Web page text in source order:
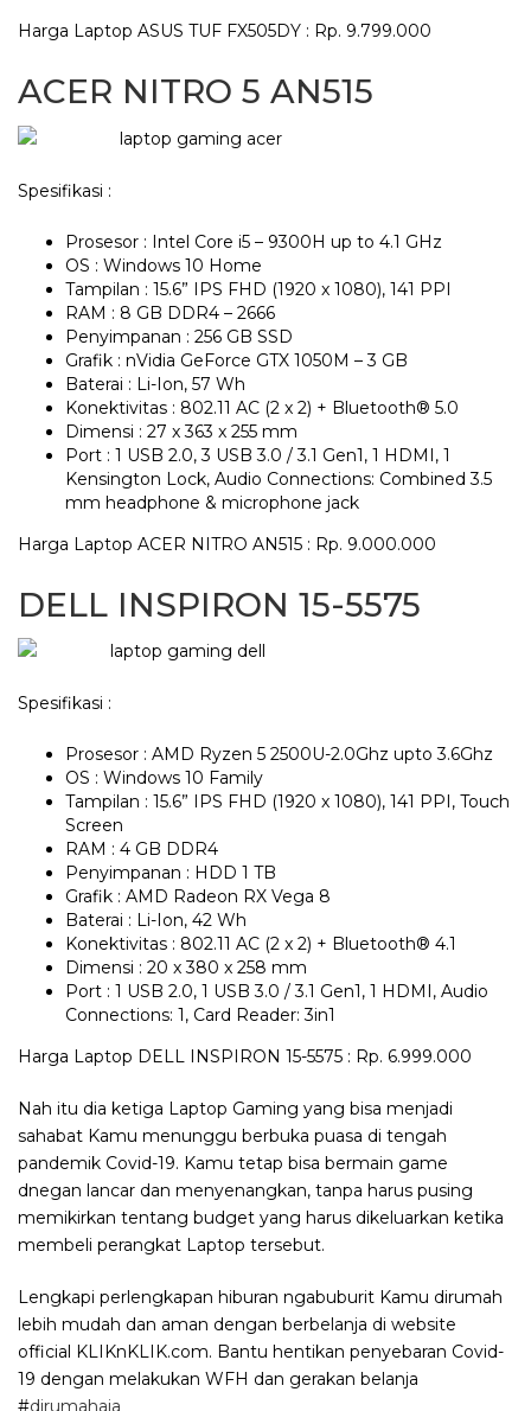
Harga Laptop ASUS TUF FX505DY : Rp. 9.799.000
ACER NITRO 5 AN515
Spesifikasi :
Prosesor : Intel Core i5 – 9300H up to 4.1 GHz
OS : Windows 10 Home
Tampilan : 15.6” IPS FHD (1920 x 1080), 141 PPI
RAM : 8 GB DDR4 – 2666
Penyimpanan : 256 GB SSD
Grafik : nVidia GeForce GTX 1050M – 3 GB
Baterai : Li-Ion, 57 Wh
Konektivitas : 802.11 AC (2 x 2) + Bluetooth® 5.0
Dimensi : 27 x 363 x 255 mm
Port : 1 USB 2.0, 3 USB 3.0 / 3.1 Gen1, 1 HDMI, 1
Kensington Lock, Audio Connections: Combined 3.5
mm headphone & microphone jack
Harga Laptop ACER NITRO AN515 : Rp. 9.000.000
DELL INSPIRON 15-5575
Spesifikasi :
Prosesor : AMD Ryzen 5 2500U-2.0Ghz upto 3.6Ghz
OS : Windows 10 Family
Tampilan : 15.6” IPS FHD (1920 x 1080), 141 PPI, Touch
Screen
RAM : 4 GB DDR4
Penyimpanan : HDD 1 TB
Grafik : AMD Radeon RX Vega 8
Baterai : Li-Ion, 42 Wh
Konektivitas : 802.11 AC (2 x 2) + Bluetooth® 4.1
Dimensi : 20 x 380 x 258 mm
Port : 1 USB 2.0, 1 USB 3.0 / 3.1 Gen1, 1 HDMI, Audio
Connections: 1, Card Reader: 3in1
Harga Laptop DELL INSPIRON 15-5575 : Rp. 6.999.000
Nah itu dia ketiga Laptop Gaming yang bisa menjadi
sahabat Kamu menunggu berbuka puasa di tengah
pandemik Covid-19. Kamu tetap bisa bermain game
dnegan lancar dan menyenangkan, tanpa harus pusing
memikirkan tentang budget yang harus dikeluarkan ketika
membeli perangkat Laptop tersebut.
Lengkapi perlengkapan hiburan ngabuburit Kamu dirumah
lebih mudah dan aman dengan berbelanja di website
official KLIKnKLIK.com. Bantu hentikan penyebaran Covid-
19 dengan melakukan WFH dan gerakan belanja
#dirumahaja